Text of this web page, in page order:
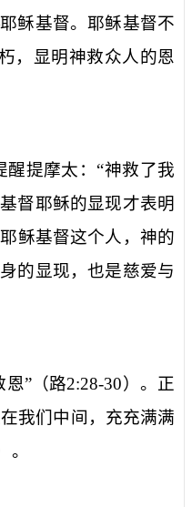
稣基督。耶稣基督不
，
显明神救众人的恩
醒提摩太：“神救了我
督耶稣的显现才表明
稣基督这个人，神的
的显现，也是慈爱与
”（路2:28-30）。正
我们中间，充充满满
。